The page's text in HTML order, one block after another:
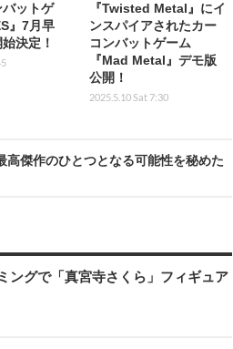
ットゲ
』7月早
決定！
『Twisted Metal』にイ
ンスパイアされたカー
コンバットゲーム
『Mad Metal』デモ版
公開！
2025.5.10 Sat 7:30
高傑作のひとつとなる可能性を秘めた
ングで「真宮寺さくら」フィギュア